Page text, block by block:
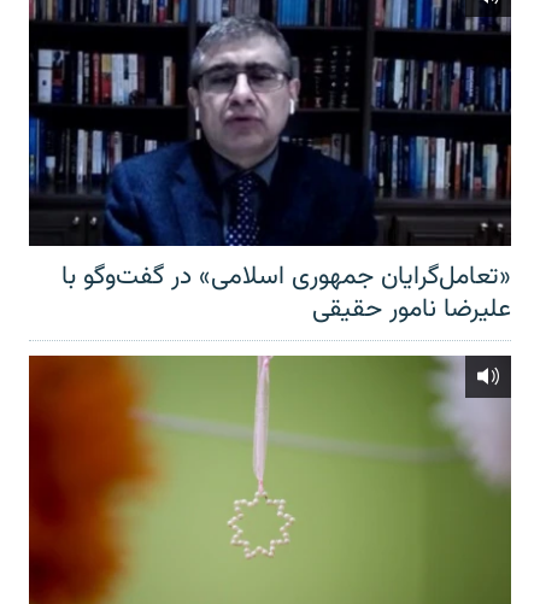
«تعامل‌گرایان جمهوری اسلامی» در گفت‌وگو با
علیرضا نامور حقیقی